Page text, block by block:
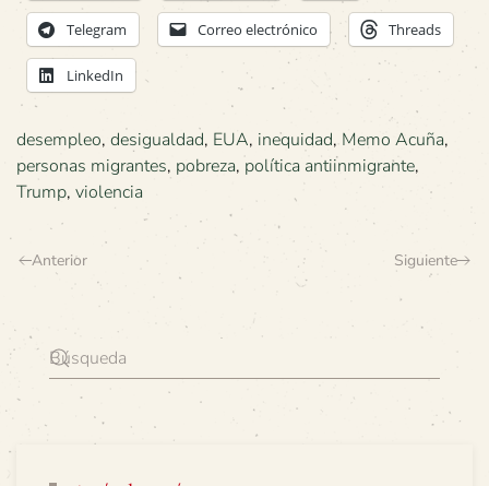
Telegram Correo electrónico Threads
LinkedIn
desempleo, desigualdad, EUA, inequidad, Memo Acuña,
personas migrantes, pobreza, política antiinmigrante,
Trump, violencia
Anterior Siguiente